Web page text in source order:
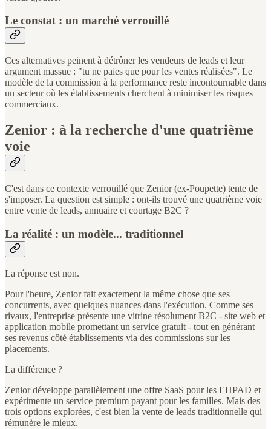
Le constat : un marché verrouillé
Ces alternatives peinent à détrôner les vendeurs de leads et leur
argument massue : "tu ne paies que pour les ventes réalisées". Le
modèle de la commission à la performance reste incontournable dans
un secteur où les établissements cherchent à minimiser les risques
commerciaux.
Zenior : à la recherche d'une quatrième
voie
C'est dans ce contexte verrouillé que Zenior (ex-Poupette) tente de
s'imposer. La question est simple : ont-ils trouvé une quatrième voie
entre vente de leads, annuaire et courtage B2C ?
La réalité : un modèle... traditionnel
La réponse est non.
Pour l'heure, Zenior fait exactement la même chose que ses
concurrents, avec quelques nuances dans l'exécution. Comme ses
rivaux, l'entreprise présente une vitrine résolument B2C - site web et
application mobile promettant un service gratuit - tout en générant
ses revenus côté établissements via des commissions sur les
placements.
La différence ?
Zenior développe parallèlement une offre SaaS pour les EHPAD et
expérimente un service premium payant pour les familles. Mais des
trois options explorées, c'est bien la vente de leads traditionnelle qui
rémunère le mieux.